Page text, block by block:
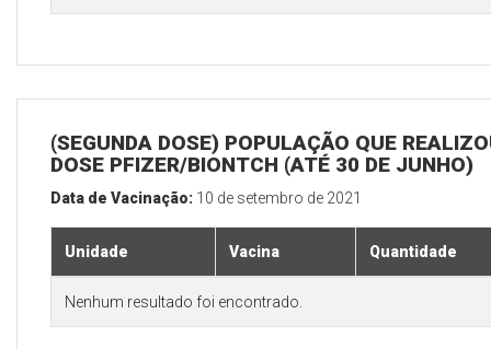
(SEGUNDA DOSE) POPULAÇÃO QUE
DOSE PFIZER/BIONTCH (ATÉ 30 DE JUNHO)
Data de Vacinação: 10 de setembro de 2021
Unidade Vacina Quantidade
Nenhum resultado foi encontrado.